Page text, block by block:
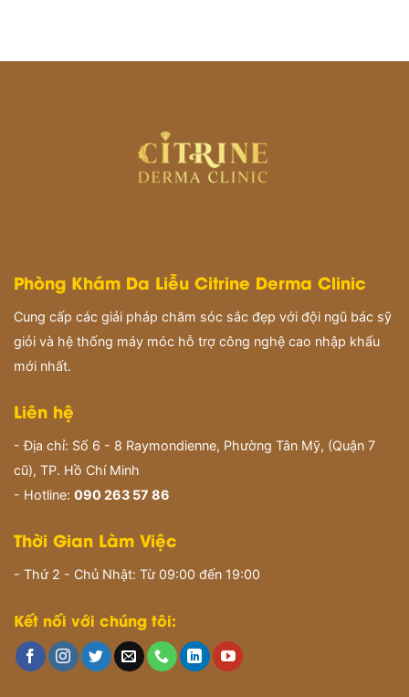
Phòng Khám Da Liễu Citrine Derma Clinic
Cung cấp các giải pháp chăm sóc sắc đẹp với đội ngũ bác sỹ
giỏi và hệ thống máy móc hỗ trợ công nghệ cao nhập khẩu
mới nhất.
Liên hệ
- Địa chỉ: Số 6 - 8 Raymondienne, Phường Tân Mỹ, (Quận 7
cũ), TP. Hồ Chí Minh
- Hotline: 090 263 57 86
Thời Gian Làm Việc
- Thứ 2 - Chủ Nhật: Từ 09:00 đến 19:00
Kết nối với chúng tôi: